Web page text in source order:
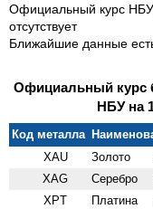
Официальный курс
отсутствует
Ближайшие данные
Официальный курс
НБУ на
Код металла
XAU
Золото
XAG Серебро
XPT Платина